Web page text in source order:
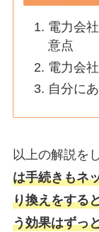
電力会
意点
電力会
自分に
以上の解説を
は手続きもネ
り換えをする
う効果はずっ